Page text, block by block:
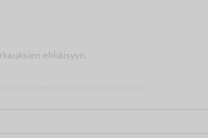
ehkäisyyn.
erilaisissa konteksteissa.